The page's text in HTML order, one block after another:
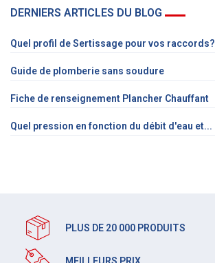
DERNIERS ARTICLES DU BLOG
Quel profil de Sertissage pour vos raccords?
Guide de plomberie sans soudure
Fiche de renseignement Plancher Chauffant
Quel pression en fonction du débit d'eau et...
PLUS DE 20 000 PRODUITS
MEILLEURS PRIX